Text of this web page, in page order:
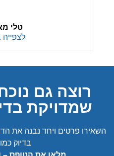
טלי
לצפייה
רוצה גם
שמדויקת
השאירו פרטים ויחד נבנה את
בדיוק